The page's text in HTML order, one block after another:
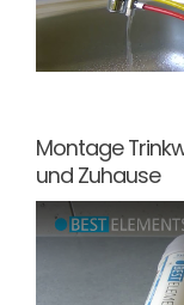
Montage
und Zuhause